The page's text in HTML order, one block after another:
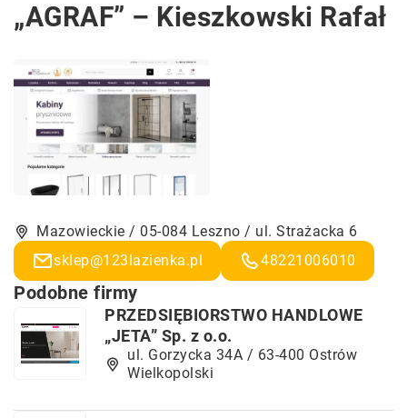
„AGRAF” – Kieszkowski Rafał
Mazowieckie / 05-084 Leszno / ul. Strażacka 6
sklep@123lazienka.pl
48221006010
Podobne firmy
PRZEDSIĘBIORSTWO HANDLOWE
„JETA” Sp. z o.o.
ul. Gorzycka 34A / 63-400 Ostrów
Wielkopolski